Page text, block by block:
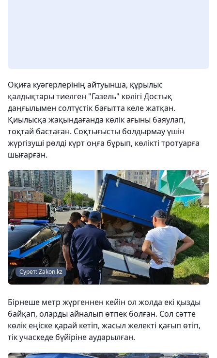
Оқиға куәгерлерінің айтуынша, құрылыс
қалдықтары тиелген "Газель" көлігі Достық
даңғылымен солтүстік бағытта келе жатқан.
Қиылысқа жақындағанда көлік ағыны баяулап,
тоқтай бастаған. Соқтығысты болдырмау үшін
жүргізуші рөлді күрт оңға бұрып, көлікті тротуарға
шығарған.
Сурет: Zakon.kz
Бірнеше метр жүргеннен кейін ол жолда екі қызды
байқап, оларды айналып өтпек болған. Сол сәтте
көлік еңіске қарай кетіп, жасыл желекті қағып өтіп,
тік учаскеде бүйіріне аударылған.